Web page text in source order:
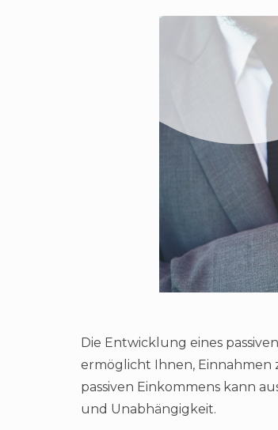
Die Entwicklung eines
ermöglicht Ihnen, Einnahmen
passiven Einkommens kann
und Unabhängigkeit.